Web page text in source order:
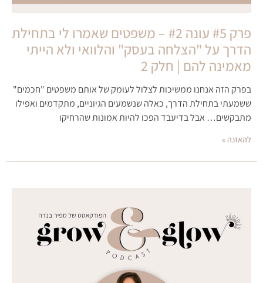
פרק #5 עונה #2 – משפטים שאמרו לי בתחילת
הדרך על "הצלחה בעסק" והלוואי ולא הייתי
מאמינה להם | חלק 2
בפרק הזה אנחנו ממשיכות לצלול לעומק של אותם משפטים "חכמים"
ששמעתי בתחילת הדרך, כאלה שנשמעים הגיוניים, מתקדמים ואפילו
מתבקשים… אבל בדיעבד הפכו להיות אמונות שהרחיקו
להאזנה »